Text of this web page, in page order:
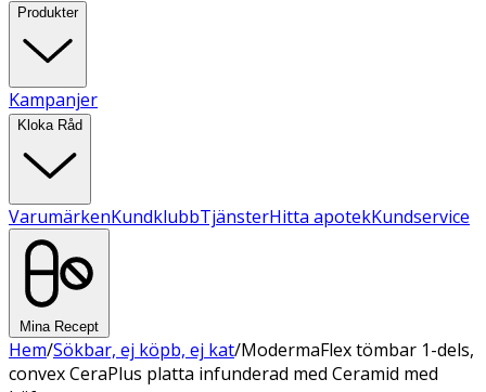
Produkter
Kampanjer
Kloka Råd
VarumärkenKundklubbTjänsterHitta apotekKundservice
Mina Recept
Hem/Sökbar, ej köpb, ej kat/ModermaFlex tömbar 1-dels,
convex CeraPlus platta infunderad med Ceramid med